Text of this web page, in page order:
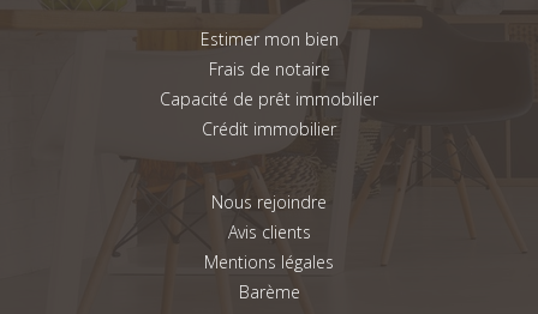
Estimer mon bien
Frais de notaire
Capacité de prêt immobilier
Crédit immobilier
Nous rejoindre
Avis clients
Mentions légales
Barème